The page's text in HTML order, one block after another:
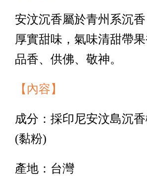
安汶沉香屬於青州系沉
厚實甜味，氣味清甜帶
品香、供佛、敬神。
【內容】
成分：採印尼安汶島沉
(黏粉)
產地：台灣